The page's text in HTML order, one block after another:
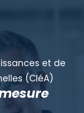
et de
(CléA)